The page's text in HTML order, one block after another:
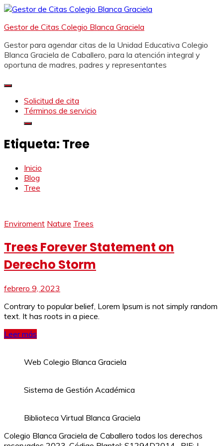
Saltar
contenido
Gestor de Citas Colegio Blanca Graciela
Gestor para agendar citas de la Unidad Educativa Colegio
Blanca Graciela de Caballero, para la atención integral y
oportuna de madres, padres y representantes
Solicitud de cita
Términos de servicio
Etiqueta: Tree
Inicio
Blog
Tree
Enviroment Nature Trees
Trees Forever Statement on
Derecho Storm
febrero 9, 2023
Contrary to popular belief, Lorem Ipsum is not simply random
text. It has roots in a piece.
Leer más
Web Colegio Blanca Graciela
Sistema de Gestión Académica
Biblioteca Virtual Blanca Graciela
Colegio Blanca Graciela de Caballero todos los derechos